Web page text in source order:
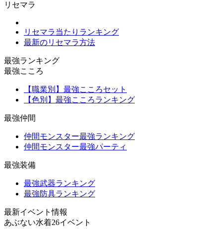
リセマラ
リセマラ当たりランキング
最新のリセマラ方法
最強ランキング
最強こころ
【職業別】最強こころセット
【色別】最強こころランキング
最強仲間
仲間モンスター最強ランキング
仲間モンスター最強パーティ
最強装備
最強武器ランキング
最強防具ランキング
最新イベント情報
あぶない水着26イベント